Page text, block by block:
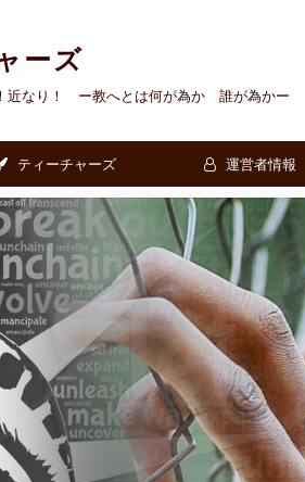
ーズ
近なり！ ー教へとは何が為か 誰が為かー
ティーチャーズ 運営者情報